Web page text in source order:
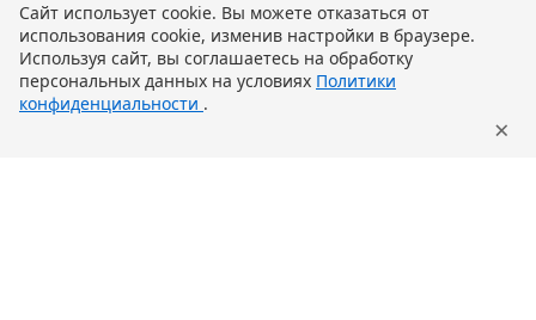
Предзаказ
Сайт использует cookie. Вы можете отказаться от
использования cookie, изменив настройки в браузере.
Используя сайт, вы соглашаетесь на обработку
персональных данных на условиях Политики
конфиденциальности .
×